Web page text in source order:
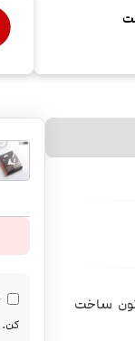
عدد میکرومش به مقاومت 0.17 اهم و 2 عدد کوتون ساخت
کن.